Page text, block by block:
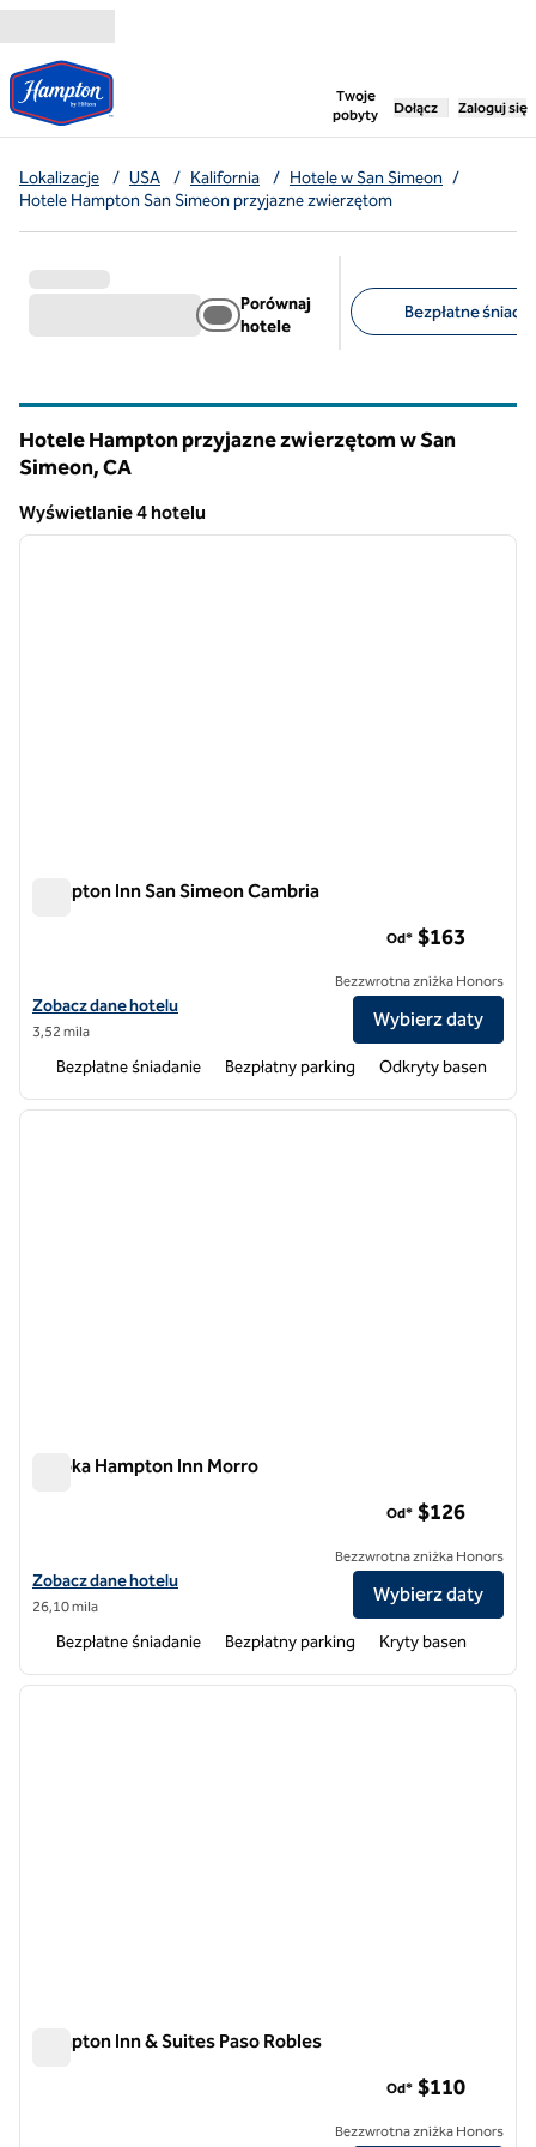
Przejdź do treści
Twoje
pobyty
,otwiera nową
Dołącz Zaloguj się
Lokalizacje / USA / Kalifornia / Hotele w San Simeon /
Hotele Hampton San Simeon przyjazne zwierzętom
Porównaj
hotele
Bezpłatne
Hotele Hampton przyjazne zwierzętom w San
Simeon,CA
Wyświetlanie 4 hotelu
Wyświetlanie 4 hotelu
1 z 12
Hampton Inn San Simeon Cambria
Zobacz szczegóły hotelu Hampton Inn San Simeon Cambria
Zobacz dane hotelu
3,52 mila
Od* $163
Bezzwrotna zniżka Honors
Wybierz daty
Bezpłatne śniadanie Bezpłatny parking Odkryty basen
1 z 12
Zatoka Hampton Inn Morro
Zobacz szczegóły hotelu Hampton Inn Morro Bay
Zobacz dane hotelu
26,10 mila
Od* $126
Bezzwrotna zniżka Honors
Wybierz daty
Bezpłatne śniadanie Bezpłatny parking Kryty basen
1 z 12
Hampton Inn & Suites Paso Robles
Od* $110
Bezzwrotna zniżka Honors